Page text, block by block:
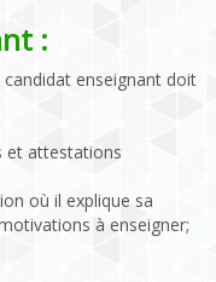
:
candidat enseignant doit
et attestations
où il explique sa
à enseigner;